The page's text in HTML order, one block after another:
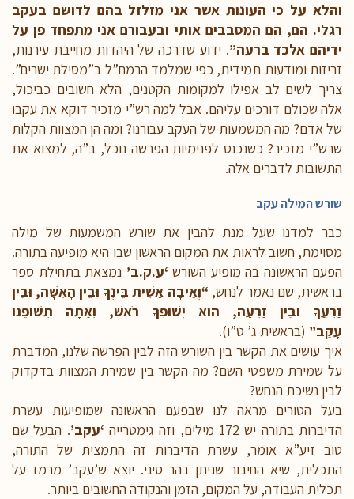
והלא על כי העונות אשר אני מזלזל בהם לדושם בעקב
רגלי. הם, הם המסבבים אותי ובעבורם אני מתפחד פן על
ידיהם אלכד ברעה”. ידוע שדרכה של היהדות מחייבת עירנות,
זריזות ומודעות תמידית, כפי שמלמד הרמח”ל ב”מסילת ישרים”.
צריך לשים לב אפילו למקומות הקטנים, הלא חשובים כביכול,
אלה שכולם דורכים עליהם. אבל למה רש”י מזכיר דוקא את עקבו
של אדם? מה המשמעות של העקב עבורנו? ומה הן המצוות הקלות
שרש”י מזכיר? כשנכנס לפנימיות הפרשה נוכל, ב”ה, למצוא את
התשובות לדברים אלה.
שורש המילה עקב
כבר למדנו שעל מנת להבין את שורש המשמעות של מילה
מסוימת, חשוב לראות את המקום הראשון שבו היא מופיעה בתורה.
הפעם הראשונה בה מופיע השורש ‘ע.ק.ב’ נמצאת בתחילת ספר
בראשית, שם נאמר לנחש, “וְאֵיבָה אָשִׁית בֵּינְךָ וּבֵין הָאִשָּׁה, וּבֵין
זַרְעֲךָ וּבֵין זַרְעָהּ, הוּא יְשׁוּפְךָ רֹאשׁ, וְאַתָּה תְּשׁוּפֶנּוּ
עָקֵב” (בראשית ג’ ט”ו).
איך עושים את הקשר בין השורש הזה לבין הפרשה שלנו, המדברת
על שמירת משפטי השם? מה הקשר בין שמירת המצוות בדקדוק
לבין נשיכת הנחש?
בעל הטורים מראה לנו שבפעם הראשונה שמופיעות עשרת
הדיברות בתורה יש 172 מילים, וזה גימטרייה
‘עקב’. הבעל שם
טוב זיע”א אומר, עשרת הדיברות זה התמצית של התורה,
התכלית, שיא החיבור שניתן בהר סיני. יוצא ש’עקב’ מרמז על
תכלית העבודה, על המקום, הזמן והנקודה החשובים ביותר.